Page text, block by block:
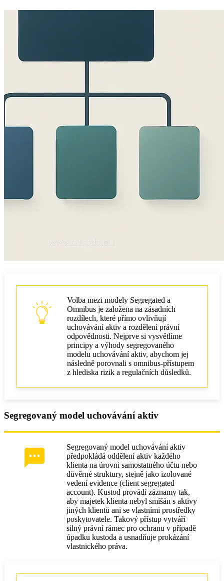
Forenzika a spor při kaskádě insolvencí
Registrace právnické osoby: kapitál a licence
bezpečnostní modul, víceúčastnické výpočty
Přenos údajů do zahraničí a GDPR
Úschova jako konkurenční výhoda
Volba mezi modely Segregated a
Omnibus je založena na zásadních
rozdílech, které přímo ovlivňují
uchovávání aktiv a rozdělení právní
odpovědnosti. Nejprve si vysvětlíme
principy a výhody segregovaného
modelu uchovávání aktiv, abychom jej
následně porovnali s omnibus‑přístupem
z hlediska rizik a regulačních důsledků.
Segregovaný model uchovávání aktiv
Segregovaný model uchovávání aktiv
předpokládá oddělení aktiv každého
klienta na úrovni samostatného účtu nebo
důvěrné struktury, stejně jako izolované
vedení evidence (client segregated
account). Kustod provádí záznamy tak,
aby majetek klienta nebyl smíšán s aktivy
jiných klientů ani se vlastními prostředky
poskytovatele. Takový přístup vytváří
silný právní rámec pro ochranu v případě
úpadku kustoda a usnadňuje prokázání
vlastnického práva.